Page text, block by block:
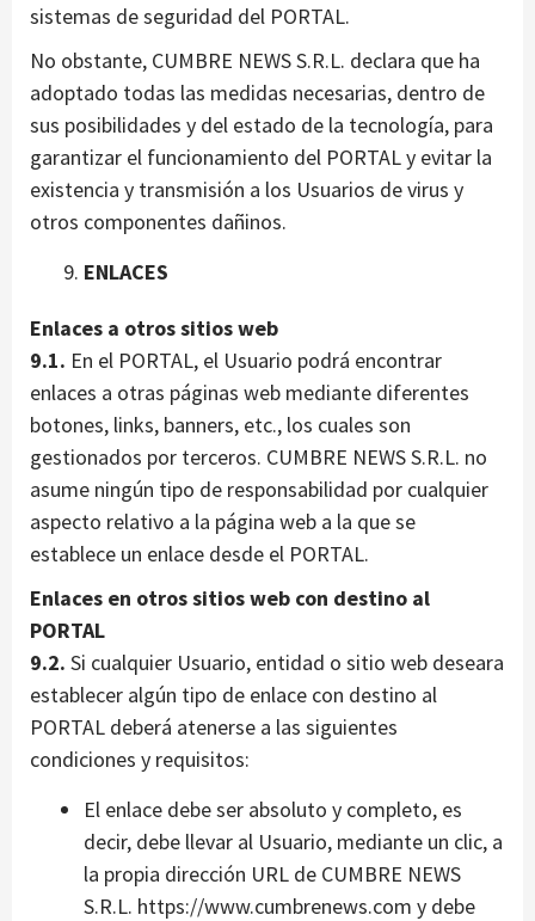
sistemas de seguridad del PORTAL.
No obstante, CUMBRE NEWS S.R.L. declara que ha
adoptado todas las medidas necesarias, dentro de
sus posibilidades y del estado de la tecnología, para
garantizar el funcionamiento del PORTAL y evitar la
existencia y transmisión a los Usuarios de virus y
otros componentes dañinos.
ENLACES
Enlaces a otros sitios web
9.1. En el PORTAL, el Usuario podrá encontrar
enlaces a otras páginas web mediante diferentes
botones, links, banners, etc., los cuales son
gestionados por terceros. CUMBRE NEWS S.R.L. no
asume ningún tipo de responsabilidad por cualquier
aspecto relativo a la página web a la que se
establece un enlace desde el PORTAL.
Enlaces en otros sitios web con destino al
PORTAL
9.2. Si cualquier Usuario, entidad o sitio web deseara
establecer algún tipo de enlace con destino al
PORTAL deberá atenerse a las siguientes
condiciones y requisitos:
El enlace debe ser absoluto y completo, es
decir, debe llevar al Usuario, mediante un clic, a
la propia dirección URL de CUMBRE NEWS
S.R.L. https://www.cumbrenews.com y debe